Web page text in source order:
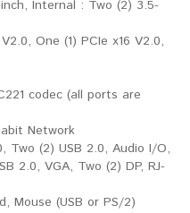
Internal : Two (2) 3.5-
One (1) PCIe x16 V2.0,
codec (all ports are
Network
Two (2) USB 2.0, Audio I/O,
2.0, VGA, Two (2) DP, RJ-
Mouse (USB or PS/2)